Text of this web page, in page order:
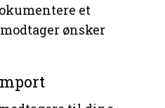
et
ønsker